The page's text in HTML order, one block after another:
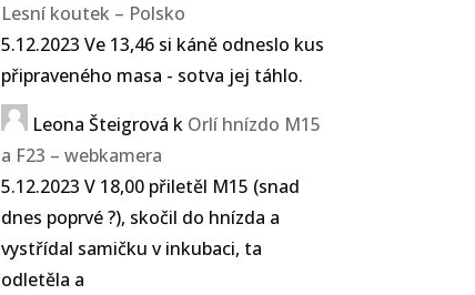
Lesní koutek – Polsko
5.12.2023 Ve 13,46 si káně odneslo kus
připraveného masa - sotva jej táhlo.
Leona Šteigrová k Orlí hnízdo M15
a F23 – webkamera
5.12.2023 V 18,00 přiletěl M15 (snad
dnes poprvé ?), skočil do hnízda a
vystřídal samičku v inkubaci, ta
odletěla a